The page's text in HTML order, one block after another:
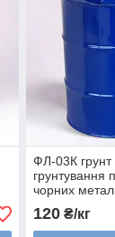
ФЛ-03К грунт
грунтування
чорних
титанових
120₴/кг